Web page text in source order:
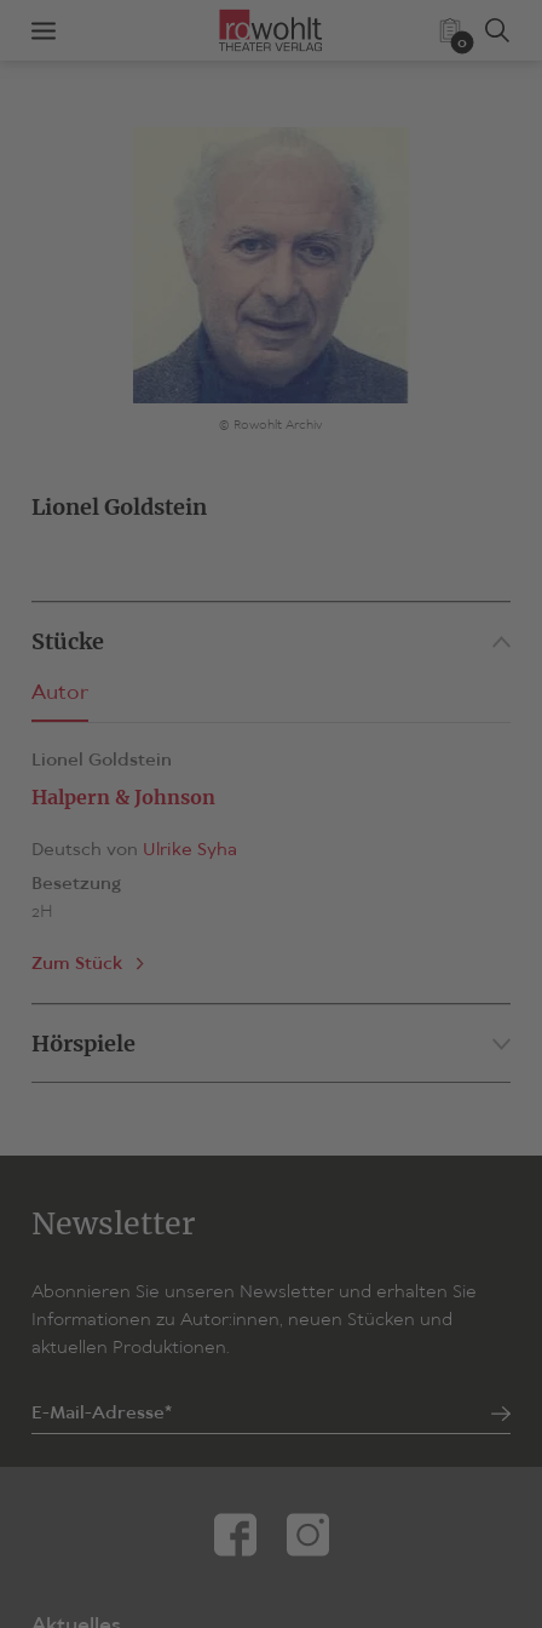
0
© Rowohlt Archiv
Lionel Goldstein
Stücke
Autor
Lionel Goldstein
Halpern & Johnson
Deutsch von Ulrike Syha
Besetzung
2H
Zum Stück
Hörspiele
Lionel Goldstein
Besetzung
2H
Newsletter
Abonnieren Sie unseren Newsletter und erhalten Sie
Informationen zu Autor:innen, neuen Stücken und
aktuellen Produktionen.
E-Mail-Adresse*